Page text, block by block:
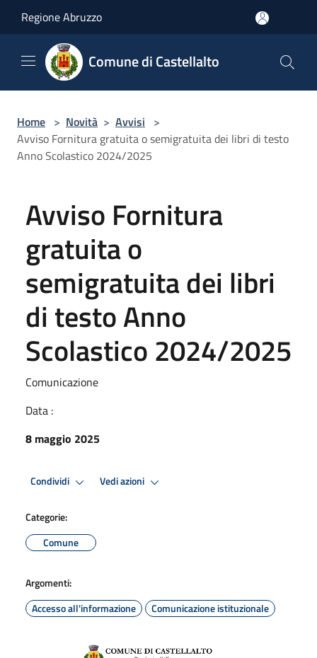
Regione Abruzzo
Comune di Castellalto
Home > Novità > Avvisi >
Avviso Fornitura gratuita o semigratuita dei libri di testo
Anno Scolastico 2024/2025
Avviso Fornitura
gratuita o
semigratuita dei libri
di testo Anno
Scolastico 2024/2025
Comunicazione
Data :
8 maggio 2025
Condividi Vedi azioni
Categorie:
Comune
Argomenti:
Accesso all'informazione
Comunicazione istituzionale